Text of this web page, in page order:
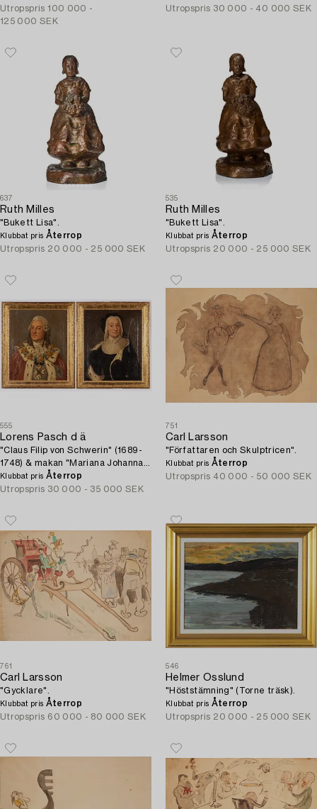
Utropspris 100 000 -
125 000 SEK
Utropspris 30 000 - 40 000 SEK
637
Ruth Milles
"Bukett Lisa".
Klubbat pris Återrop
Utropspris 20 000 - 25 000 SEK
535
Ruth Milles
"Bukett Lisa".
Klubbat pris Återrop
Utropspris 20 000 - 25 000 SEK
555
Lorens Pasch d ä
"Claus Filip von Schwerin" (1689-
1748) & makan "Mariana Johanna
Burensköld" (1694-1774).
Klubbat pris Återrop
Utropspris 30 000 - 35 000 SEK
751
Carl Larsson
"Författaren och Skulptricen".
Klubbat pris Återrop
Utropspris 40 000 - 50 000 SEK
761
Carl Larsson
"Gycklare".
Klubbat pris Återrop
Utropspris 60 000 - 80 000 SEK
546
Helmer Osslund
"Höststämning" (Torne träsk).
Klubbat pris Återrop
Utropspris 20 000 - 25 000 SEK